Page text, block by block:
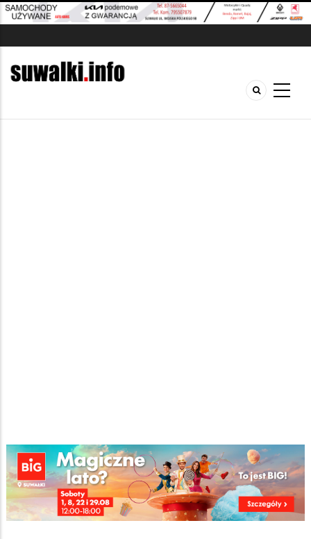
Ścieżka
nawigacyjna
Strona główna/Wiadomości/Artykuły/
Po jakich kierunkach najłatwiej znaleźć pracę zaraz po szkole?
Ranking branż
Facebook PinterestTumblrReddit Share